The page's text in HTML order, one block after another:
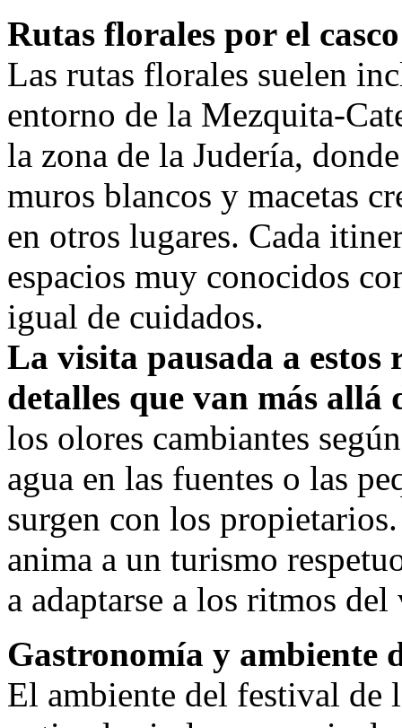
Rutas florales por el
Las rutas florales suelen
entorno de la Mezquita-
la zona de la Judería,
muros blancos y macetas
en otros lugares. Cada
espacios muy conocidos
igual de cuidados.
La visita pausada a
detalles que van más
los olores cambiantes
agua en las fuentes o las
surgen con los
anima a un turismo
a adaptarse a los ritmos
Gastronomía y ambiente
El ambiente del festival de